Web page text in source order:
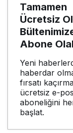
Tamamen
Ücretsiz
Abone
Yeni
haberdar
fırsatı
ücretsiz e-
aboneliğini
başlat.